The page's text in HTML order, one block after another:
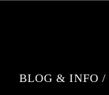
BLOG & INFO /